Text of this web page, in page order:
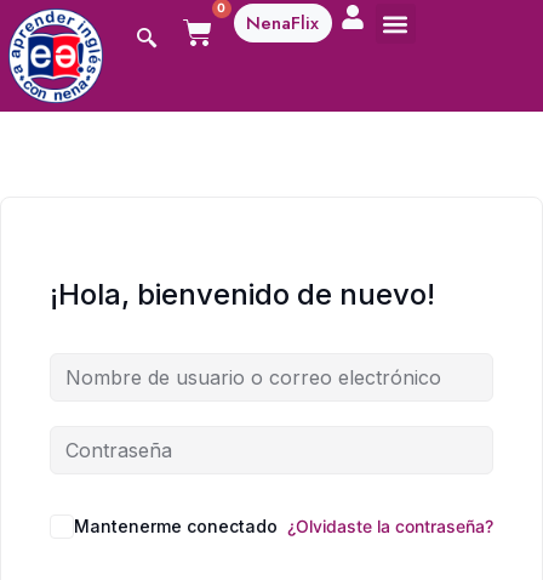
0
NenaFlix
¡Hola, bienvenido de nuevo!
Mantenerme conectado ¿Olvidaste la contraseña?